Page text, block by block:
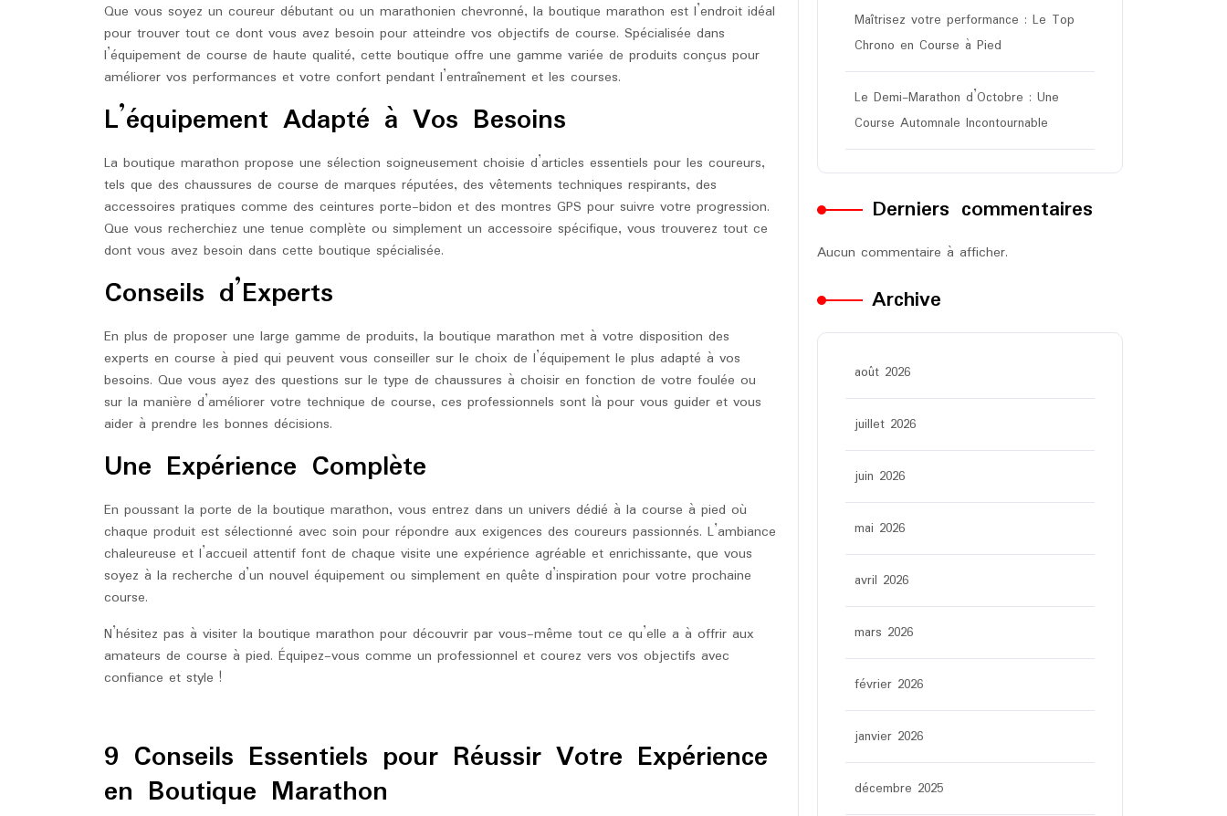
Que vous soyez un coureur débutant ou un marathonien chevronné, la boutique marathon est l’endroit idéal
pour trouver tout ce dont vous avez besoin pour atteindre vos objectifs de course. Spécialisée dans
l’équipement de course de haute qualité, cette boutique offre une gamme variée de produits conçus pour
améliorer vos performances et votre confort pendant l’entraînement et les courses.
L’équipement Adapté à Vos Besoins
La boutique marathon propose une sélection soigneusement choisie d’articles essentiels pour les coureurs,
tels que des chaussures de course de marques réputées, des vêtements techniques respirants, des
accessoires pratiques comme des ceintures porte-bidon et des montres GPS pour suivre votre progression.
Que vous recherchiez une tenue complète ou simplement un accessoire spécifique, vous trouverez tout ce
dont vous avez besoin dans cette boutique spécialisée.
Conseils d’Experts
En plus de proposer une large gamme de produits, la boutique marathon met à votre disposition des
experts en course à pied qui peuvent vous conseiller sur le choix de l’équipement le plus adapté à vos
besoins. Que vous ayez des questions sur le type de chaussures à choisir en fonction de votre foulée ou
sur la manière d’améliorer votre technique de course, ces professionnels sont là pour vous guider et vous
aider à prendre les bonnes décisions.
Une Expérience Complète
En poussant la porte de la boutique marathon, vous entrez dans un univers dédié à la course à pied où
chaque produit est sélectionné avec soin pour répondre aux exigences des coureurs passionnés. L’ambiance
chaleureuse et l’accueil attentif font de chaque visite une expérience agréable et enrichissante, que vous
soyez à la recherche d’un nouvel équipement ou simplement en quête d’inspiration pour votre prochaine
course.
N’hésitez pas à visiter la boutique marathon pour découvrir par vous-même tout ce qu’elle a à offrir aux
amateurs de course à pied. Équipez-vous comme un professionnel et courez vers vos objectifs avec
confiance et style !
9 Conseils Essentiels pour Réussir Votre Expérience
en Boutique Marathon
Maîtrisez votre performance : Le Top
Chrono en Course à Pied
Le Demi-Marathon d’Octobre : Une
Course Automnale Incontournable
Derniers commentaires
Aucun commentaire à afficher.
Archive
août 2026
juillet 2026
juin 2026
mai 2026
avril 2026
mars 2026
février 2026
janvier 2026
décembre 2025